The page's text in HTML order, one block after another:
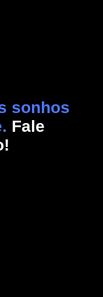
sonhos
Fale